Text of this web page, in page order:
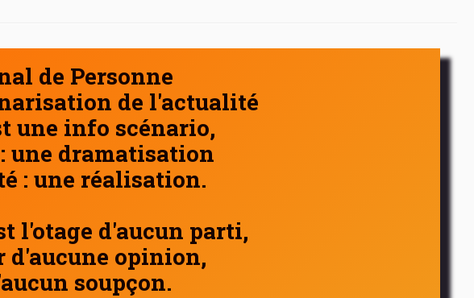
de Personne
de l'actualité
une info scénario,
une dramatisation
: une réalisation.
l'otage d'aucun parti,
d'aucune opinion,
soupçon.